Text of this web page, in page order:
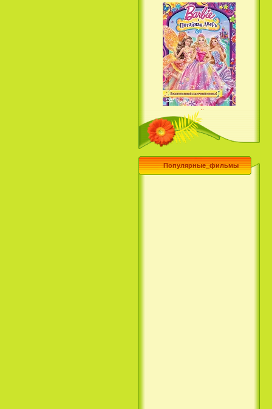
Барби и потайная дверь /
Barbie and the Secret Door
(2014)
Популярные_фильмы